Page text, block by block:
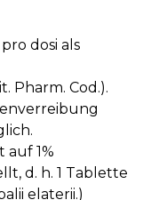
dosi als
Pharm. Cod.).
auf 1%
d. h. 1 Tablette
elaterii.)